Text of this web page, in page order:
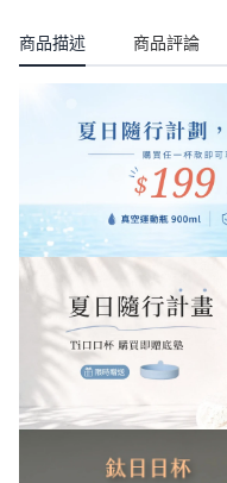
商品描述 商品評論